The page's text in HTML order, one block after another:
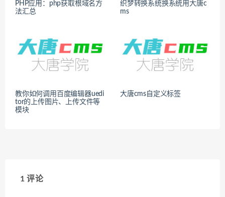
PHP应用：php获取根域名方
法汇总
织梦转换系统换系统用大唐c
ms
教你如何调用百度编辑器uedi
tor的上传图片、上传文件等
模块
大唐cms自定义标签
1 评论